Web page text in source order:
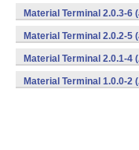
Material Terminal 2.0.3-6
v7a,mips,x86) (Android)
Material Terminal 2.0.2-5
v7a,mips,x86) (Android)
Material Terminal 2.0.1-4
Material Terminal 1.0.0-2